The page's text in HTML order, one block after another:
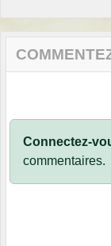
Connectez-
commentaires.